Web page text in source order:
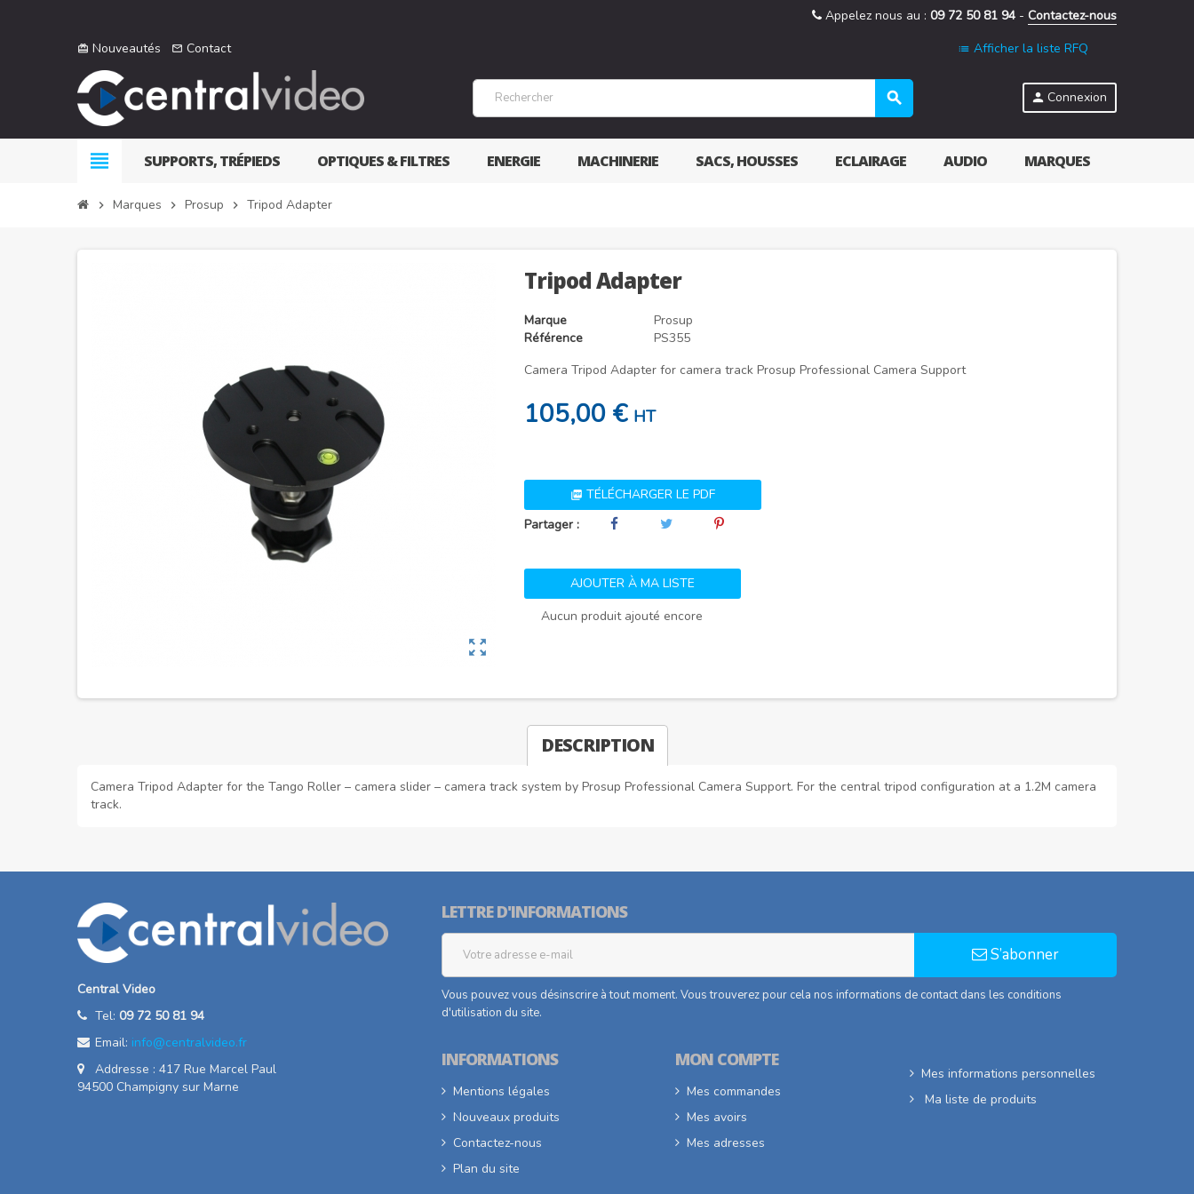
Appelez nous au : 09 72 50 81 94 - Contactez-nous
card_giftcard Nouveautés mail_outline Contact list Afficher la liste RFQ
search person Connexion
view_headline SUPPORTS, TRÉPIEDS OPTIQUES & FILTRES ENERGIE MACHINERIE SACS, HOUSSES ECLAIRAGE AUDIO MARQUES
chevron_right Marques chevron_right Prosup chevron_right Tripod Adapter
zoom_out_map
Tripod Adapter
Marque
Prosup
Référence
PS355
Camera Tripod Adapter for camera track Prosup Professional Camera Support
105,00 € HT
 TÉLÉCHARGER LE PDF
Partager :
AJOUTER À MA LISTE
Aucun produit ajouté encore
DESCRIPTION
Camera Tripod Adapter for the Tango Roller – camera slider – camera track system by Prosup Professional Camera Support. For the central tripod configuration at a 1.2M camera
track.
Central Video
Tel: 09 72 50 81 94
Email: info@centralvideo.fr
Addresse : 417 Rue Marcel Paul
94500 Champigny sur Marne
LETTRE D'INFORMATIONS
S’abonner
Vous pouvez vous désinscrire à tout moment. Vous trouverez pour cela nos informations de contact dans les conditions
d'utilisation du site.
INFORMATIONS
Mentions légales
Nouveaux produits
Contactez-nous
Plan du site
MON COMPTE
Mes commandes
Mes avoirs
Mes adresses
Mes informations personnelles
Ma liste de produits